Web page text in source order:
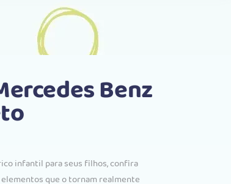
Benz
infantil para seus filhos, confira
que o tornam realmente